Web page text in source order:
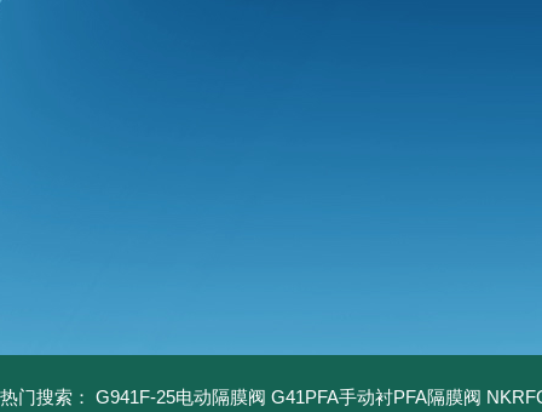
热门搜索： G941F-25电动隔膜阀 G41PFA手动衬PFA隔膜阀